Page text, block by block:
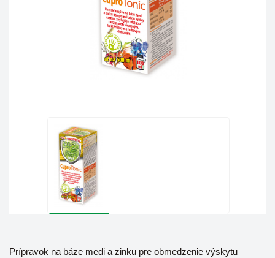
Prípravok na báze medi a zinku pre obmedzenie výskytu